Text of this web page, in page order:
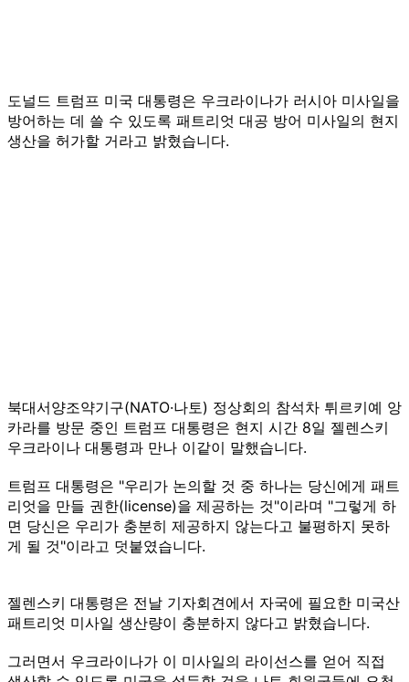
도널드 트럼프 미국 대통령은 우크라이나가 러시아 미사일을
방어하는 데 쓸 수 있도록 패트리엇 대공 방어 미사일의 현지
생산을 허가할 거라고 밝혔습니다.
북대서양조약기구(NATO·나토) 정상회의 참석차 튀르키예 앙
카라를 방문 중인 트럼프 대통령은 현지 시간 8일 젤렌스키
우크라이나 대통령과 만나 이같이 말했습니다.
트럼프 대통령은 "우리가 논의할 것 중 하나는 당신에게 패트
리엇을 만들 권한(license)을 제공하는 것"이라며 "그렇게 하
면 당신은 우리가 충분히 제공하지 않는다고 불평하지 못하
게 될 것"이라고 덧붙였습니다.
젤렌스키 대통령은 전날 기자회견에서 자국에 필요한 미국산
패트리엇 미사일 생산량이 충분하지 않다고 밝혔습니다.
그러면서 우크라이나가 이 미사일의 라이선스를 얻어 직접